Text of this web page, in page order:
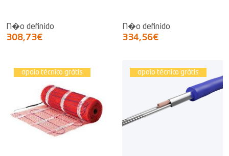
N�o definido
308,73€
N�o definido
334,56€
apoio técnico grátis apoio técnico grátis